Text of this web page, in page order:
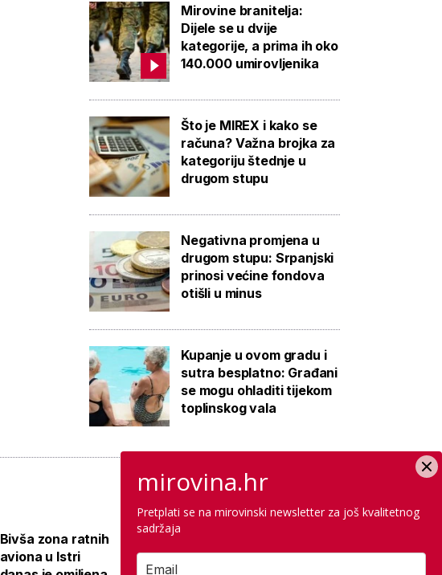
Mirovine branitelja:
Dijele se u dvije
kategorije, a prima ih oko
140.000 umirovljenika
Što je MIREX i kako se
računa? Važna brojka za
kategoriju štednje u
drugom stupu
Negativna promjena u
drugom stupu: Srpanjski
prinosi većine fondova
otišli u minus
Kupanje u ovom gradu i
sutra besplatno: Građani
se mogu ohladiti tijekom
toplinskog vala
Bivša zona ratnih
aviona u Istri
mega natječaja za
mirovina.hr
Pretplati se na mirovinski newsletter za još kvalitetnog
sadržaja